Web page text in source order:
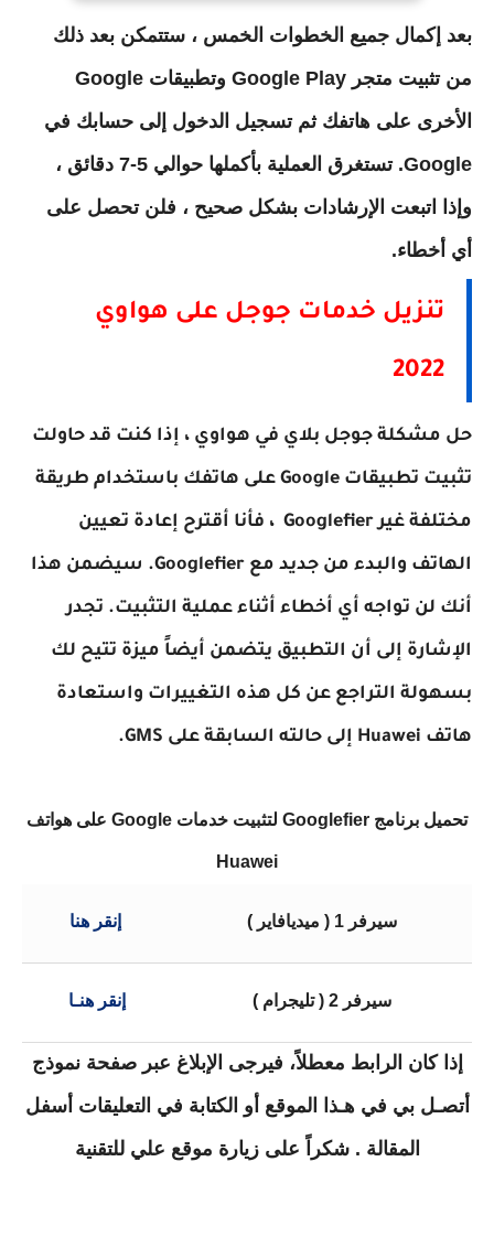
بعد إكمال جميع الخطوات الخمس ، ستتمكن بعد ذلك
من تثبيت متجر Google Play وتطبيقات Google
الأخرى على هاتفك ثم تسجيل الدخول إلى حسابك في
Google. تستغرق العملية بأكملها حوالي 5-7 دقائق ،
وإذا اتبعت الإرشادات بشكل صحيح ، فلن تحصل على
أي أخطاء.
تنزيل خدمات جوجل على هواوي
2022
حل مشكلة جوجل بلاي في هواوي ، إذا كنت قد حاولت
تثبيت تطبيقات Google على هاتفك باستخدام طريقة
مختلفة غيرGooglefier ، فأنا أقترح إعادة تعيين
الهاتف والبدء من جديد مع Googlefier. سيضمن هذا
أنك لن تواجه أي أخطاء أثناء عملية التثبيت. تجدر
الإشارة إلى أن التطبيق يتضمن أيضاً ميزة تتيح لك
بسهولة التراجع عن كل هذه التغييرات واستعادة
هاتف Huawei إلى حالته السابقة على GMS.
تحميل برنامج Googlefier لتثبيت خدمات Google على هواتف
Huawei
سيرفر 1 ( ميديافاير ) إنقر هنا
سيرفر 2 ( تليجرام ) إنقر هنـا
إذا كان الرابط معطلاً، فيرجى الإبلاغ عبر صفحة نموذج
أتصـل بي في هـذا الموقع أو الكتابة في التعليقات أسفل
المقالة . شكراً على زيارة موقع علي للتقنية